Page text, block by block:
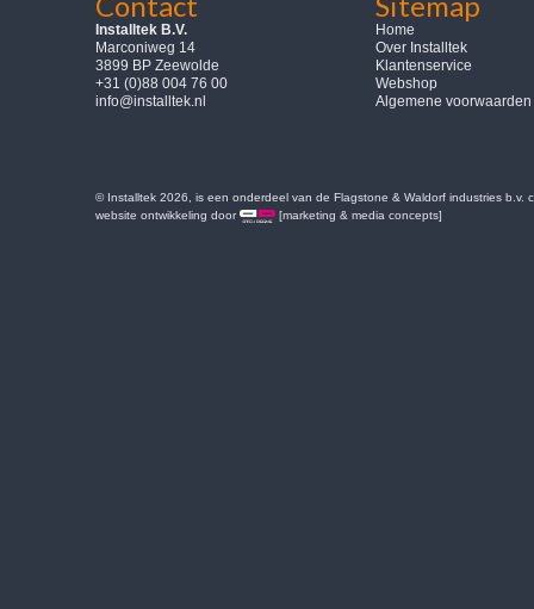
Installtek B.V.
Marconiweg 14
3899 BP Zeewolde
+31 (0)88 004 76 00
info@installtek.nl
Home
Over Installtek
Klantenservice
Webshop
Algemene voorwaarden
© Installtek 2026, is een onderdeel van de Flagstone & Waldorf industries b.v.
website ontwikkeling door
[marketing & media concepts]